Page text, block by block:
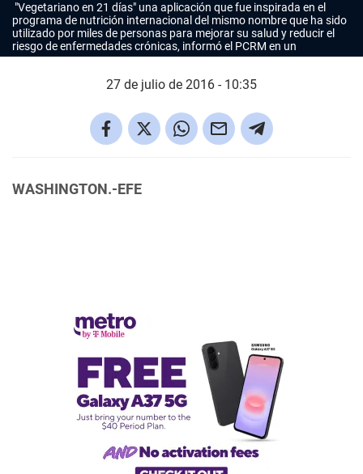
"Vegetariano en 21 días" una aplicación que fue inspirada en el
programa de nutrición internacional del mismo nombre que ha sido
utilizado por miles de personas para mejorar su salud y reducir el
riesgo de enfermedades crónicas, informó el PCRM en un
27 de julio de 2016 - 10:35
WASHINGTON.-EFE